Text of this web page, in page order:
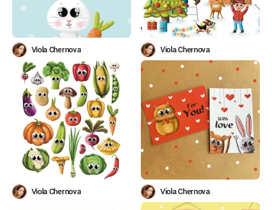
Viola Chernova Viola Chernova
Viola Chernova Viola Chernova